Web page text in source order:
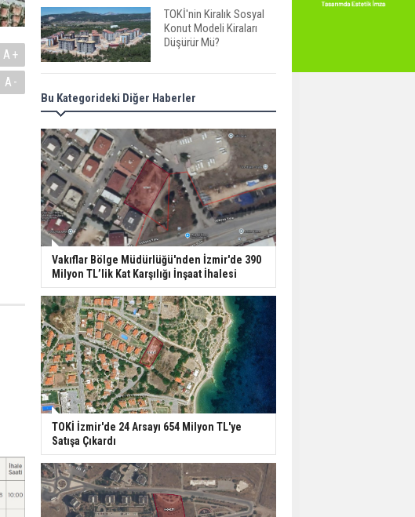
A+
A-
TOKİ'nin Kiralık Sosyal
Konut Modeli Kiraları
Düşürür Mü?
İkinci El Konut Fiyatları
İspanya'da Bir Yılda
Konut Satışları Güçlü
Seyrini Korudu Yabancıya
Satış Geriledi
ABD'de İnşaat
Harcamaları Geriledi
Tercih Döneminde
Barınma Telaşı Başladı
Aileden Miras Kalan Ev
Nasıl Satılır?
İstanbul'da 15 Bin Kiralık
Sosyal Konut Eylülde
Kiraya Verilecek
Bu Kategorideki Diğer Haberler
Vakıflar Bölge Müdürlüğü'nden İzmir'de 390
Milyon TL’lik Kat Karşılığı İnşaat İhalesi
TOKİ İzmir'de 24 Arsayı 654 Milyon TL'ye
Satışa Çıkardı